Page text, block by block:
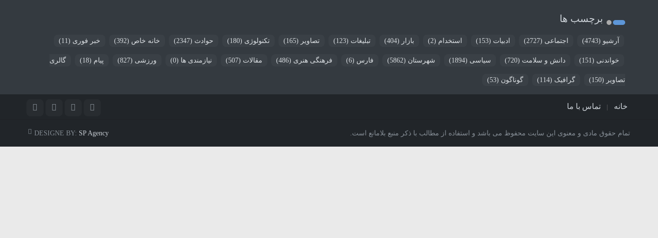
برچسب ها
آرشیو (4743) اجتماعی (2727) ادبیات (153) استخدام (2) بازار (404) تبلیغات (123) تصاویر (165) تکنولوژی (180) حوادث (2347) خانه خاص (392) خبر فوری (11)
خواندنی (151) دانش و سلامت (720) سیاسی (1894) شهرستان (5862) فارس (6) فرهنگی هنری (486) مقالات (507) نیازمندی ها (0) ورزشی (827) پیام (18) گالری
تصاویر (150) گرافیک (114) گوناگون (53)
خانه تماس با ما
تمام حقوق مادی و معنوی این سایت محفوظ می باشد و استفاده از مطالب با ذکر منبع بلامانع است. DESIGNE BY: SP Agency